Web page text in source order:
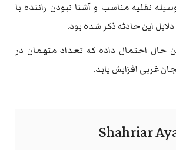
نقلیه مناسب و آشنا نبودن راننده با
این حادثه ذکر شده بود.
حال احتمال داده که تعداد متهمان در
غربی افزایش یابد.
Shahriar